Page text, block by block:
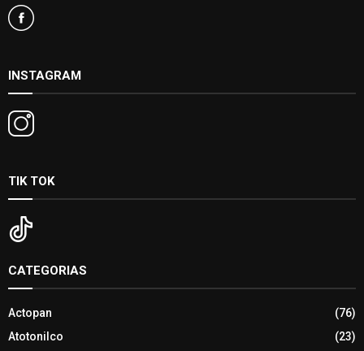
INSTAGRAM
TIK TOK
CATEGORIAS
Actopan
(76)
Atotonilco
(23)